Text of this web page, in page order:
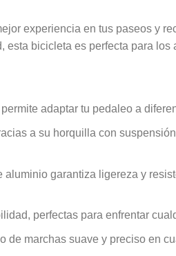
experiencia en tus paseos y
bicicleta es perfecta para los
adaptar tu pedaleo a
a su horquilla con
aluminio garantiza ligereza y
perfectas para enfrentar
de marchas suave y preciso en